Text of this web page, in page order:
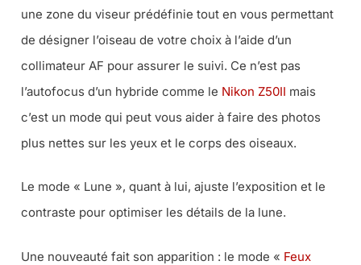
une zone du viseur prédéfinie tout en vous permettant
de désigner l’oiseau de votre choix à l’aide d’un
collimateur AF pour assurer le suivi. Ce n’est pas
l’autofocus d’un hybride comme le Nikon Z50II mais
c’est un mode qui peut vous aider à faire des photos
plus nettes sur les yeux et le corps des oiseaux.
Le mode « Lune », quant à lui, ajuste l’exposition et le
contraste pour optimiser les détails de la lune.
Une nouveauté fait son apparition : le mode « Feux